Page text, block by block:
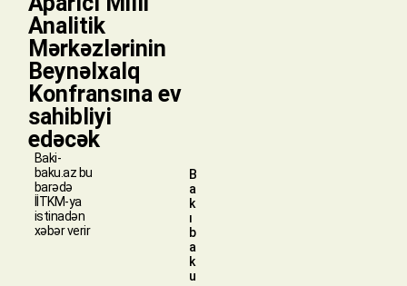
Analitik
Mərkəzlərinin
Beynəlxalq
Konfransına ev
sahibliyi
edəcək
Baki-
baku.az bu
barədə
İİTKM-ya
istinadən
xəbər verir
B
a
k
ı
b
a
k
u